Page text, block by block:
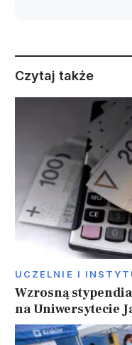
Czytaj także
UCZELNIE I
Wzrosną
na Uniwersytecie